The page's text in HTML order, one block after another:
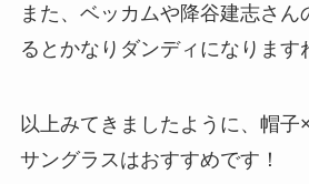
また、ベッカムや降谷建志さん
るとかなりダンディになります
以上みてきましたように、帽子
サングラスはおすすめです！